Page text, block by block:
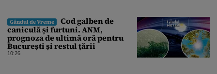
Gândul de Vreme
Cod galben de
caniculă și furtuni. ANM,
prognoza de ultimă oră pentru
București și restul țării
10:26